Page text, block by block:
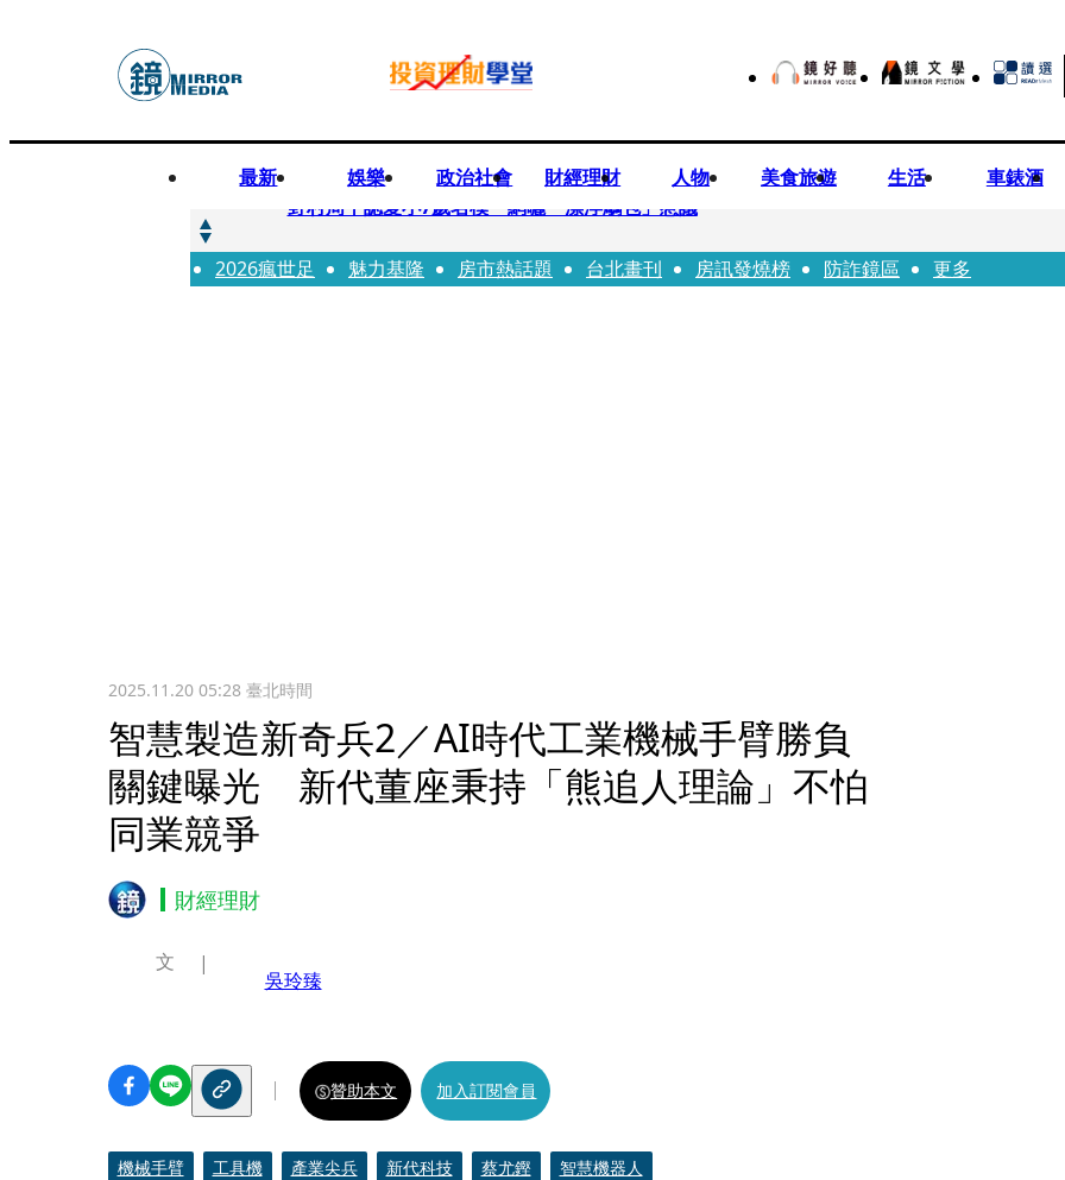
最新 娛樂 政治社會 財經理財 人物 美食旅遊 生活 車錶酒
快訊
野村周平認愛小7歲名模 網曬「漂浮鵰包」惹議
快訊
8年磨一劍 陳法拉自編自導《Bloodline》進軍多倫多 柯林法洛姊弟相挺
2026瘋世足 魅力基隆 房市熱話題 台北畫刊 房訊發燒榜 防詐鏡區 更多
2025.11.20 05:28臺北時間
智慧製造新奇兵2／AI時代工業機械手臂勝負
關鍵曝光 新代董座秉持「熊追人理論」不怕
同業競爭
財經理財
文
吳玲臻
贊助本文 加入訂閱會員
機械手臂 工具機 產業尖兵 新代科技 蔡尤鏗 智慧機器人